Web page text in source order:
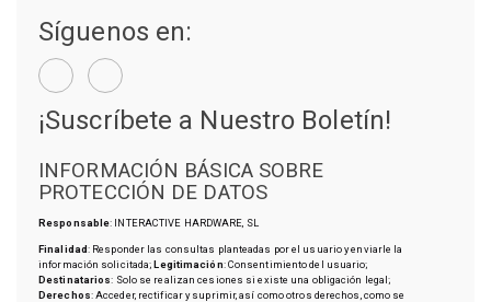
Síguenos en:
¡Suscríbete a Nuestro Boletín!
INFORMACIÓN BÁSICA SOBRE
PROTECCIÓN DE DATOS
Responsable: INTERACTIVE HARDWARE, SL
Finalidad: Responder las consultas planteadas por el usuario y enviarle la
información solicitada;Legitimación: Consentimiento del usuario;
Destinatarios: Solo se realizan cesiones si existe una obligación legal;
Derechos: Acceder, rectificar y suprimir, así como otros derechos, como se